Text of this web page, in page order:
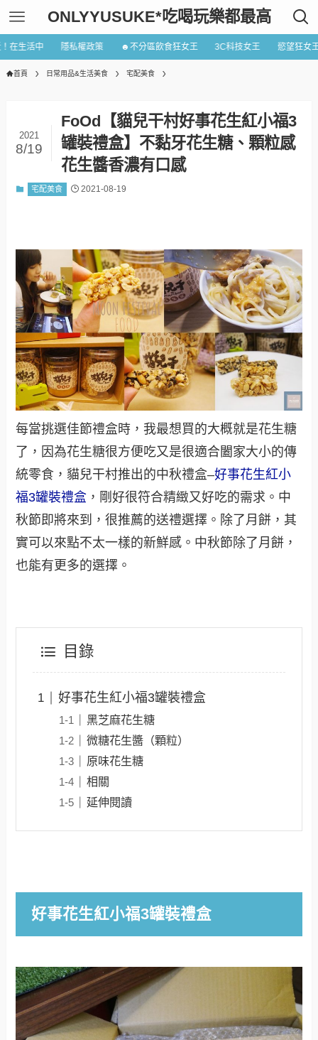
ONLYYUSUKE*吃喝玩樂都最高
在生活中 隱私權政策 ☻不分區飲食狂女王 3C科技女王 慾望狂女
首頁 日常用品&生活美食 宅配美食
FoOd【貓兒干村好事花生紅小福3
罐裝禮盒】不黏牙花生糖、顆粒感
花生醬香濃有口感
2021
8/19
宅配美食 2021-08-19
每當挑選佳節禮盒時，我最想買的大概就是花生糖
了，因為花生糖很方便吃又是很適合闔家大小的傳
統零食，貓兒干村推出的中秋禮盒–好事花生紅小
福3罐裝禮盒 ，剛好很符合精緻又好吃的需求。中
秋節即將來到，很推薦的送禮選擇。除了月餅，其
實可以來點不太一樣的新鮮感。中秋節除了月餅，
也能有更多的選擇。
目錄
好事花生紅小福3罐裝禮盒
黑芝麻花生糖
微糖花生醬（顆粒）
原味花生糖
相關
延伸閱讀
好事花生紅小福3罐裝禮盒